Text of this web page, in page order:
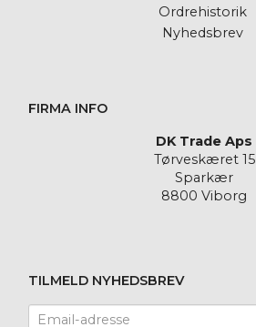
Ordrehistorik
Nyhedsbrev
FIRMA INFO
DK Trade Aps
Tørveskæret 15
Sparkær
8800 Viborg
TILMELD NYHEDSBREV